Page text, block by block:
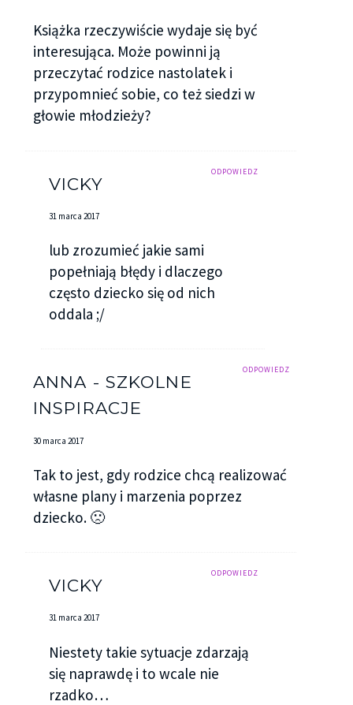
Książka rzeczywiście wydaje się być
interesująca. Może powinni ją
przeczytać rodzice nastolatek i
przypomnieć sobie, co też siedzi w
głowie młodzieży?
ODPOWIEDZ
VICKY
31 marca 2017
lub zrozumieć jakie sami
popełniają błędy i dlaczego
często dziecko się od nich
oddala ;/
ODPOWIEDZ
ANNA - SZKOLNE
INSPIRACJE
30 marca 2017
Tak to jest, gdy rodzice chcą realizować
własne plany i marzenia poprzez
dziecko. 🙁
ODPOWIEDZ
VICKY
31 marca 2017
Niestety takie sytuacje zdarzają
się naprawdę i to wcale nie
rzadko…